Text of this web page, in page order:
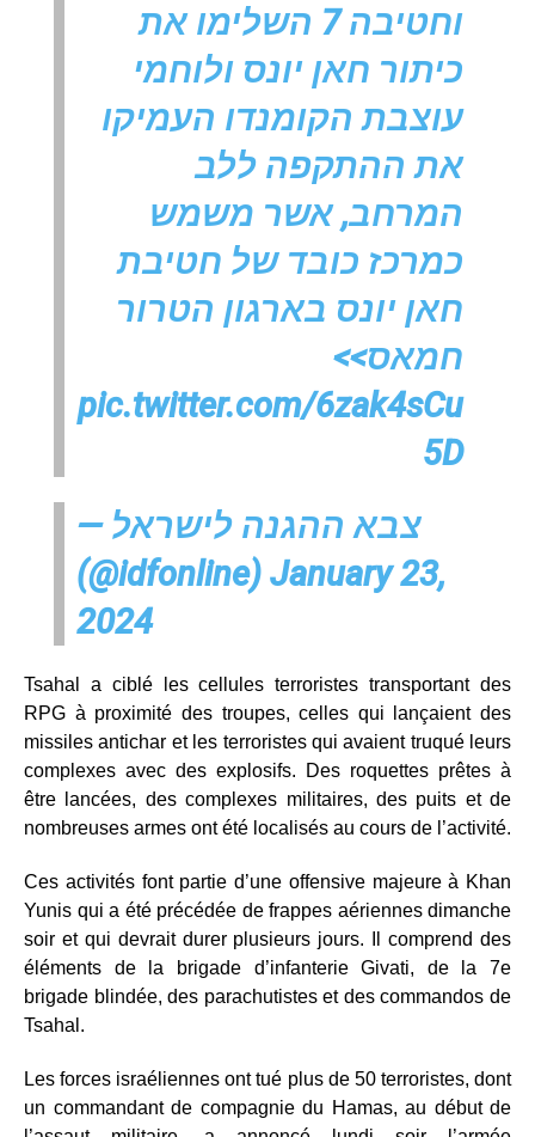
וחטיבה 7 השלימו את
כיתור חאן יונס ולוחמי
עוצבת הקומנדו העמיקו
את ההתקפה ללב
המרחב, אשר משמש
כמרכז כובד של חטיבת
חאן יונס בארגון הטרור
חמאס>>
pic.twitter.com/6zak4sCu
5D
— צבא ההגנה לישראל
(@idfonline) January 23,
2024
Tsahal a ciblé les cellules terroristes transportant des
RPG à proximité des troupes, celles qui lançaient des
missiles antichar et les terroristes qui avaient truqué leurs
complexes avec des explosifs. Des roquettes prêtes à
être lancées, des complexes militaires, des puits et de
nombreuses armes ont été localisés au cours de l’activité.
Ces activités font partie d’une offensive majeure à Khan
Yunis qui a été précédée de frappes aériennes dimanche
soir et qui devrait durer plusieurs jours. Il comprend des
éléments de la brigade d’infanterie Givati, de la 7e
brigade blindée, des parachutistes et des commandos de
Tsahal.
Les forces israéliennes ont tué plus de 50 terroristes, dont
un commandant de compagnie du Hamas, au début de